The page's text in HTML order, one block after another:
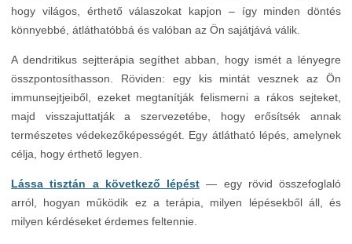
hogy világos, érthető válaszokat kapjon – így minden döntés
könnyebbé, átláthatóbbá és valóban az Ön sajátjává válik.
A dendritikus sejtterápia segíthet abban, hogy ismét a lényegre
összpontosíthasson. Röviden: egy kis mintát vesznek az Ön
immunsejtjeiből, ezeket megtanítják felismerni a rákos sejteket,
majd visszajuttatják a szervezetébe, hogy erősítsék annak
természetes védekezőképességét. Egy átlátható lépés, amelynek
célja, hogy érthető legyen.
Lássa tisztán a következő lépést — egy rövid összefoglaló
arról, hogyan működik ez a terápia, milyen lépésekből áll, és
milyen kérdéseket érdemes feltennie.